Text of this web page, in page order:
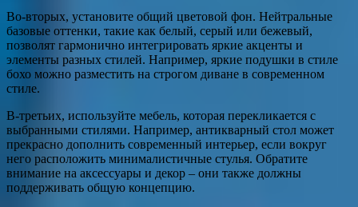
Во-вторых, установите общий цветовой фон. Нейтральные
базовые оттенки, такие как белый, серый или бежевый,
позволят гармонично интегрировать яркие акценты и
элементы разных стилей. Например, яркие подушки в стиле
бохо можно разместить на строгом диване в современном
стиле.
В-третьих, используйте мебель, которая перекликается с
выбранными стилями. Например, антикварный стол может
прекрасно дополнить современный интерьер, если вокруг
него расположить минималистичные стулья. Обратите
внимание на аксессуары и декор – они также должны
поддерживать общую концепцию.